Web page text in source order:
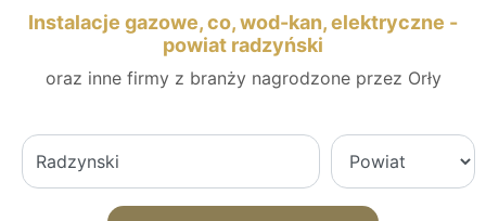
Instalacje gazowe, co, wod-kan, elektryczne -
powiat radzyński
oraz inne firmy z branży nagrodzone przez Orły